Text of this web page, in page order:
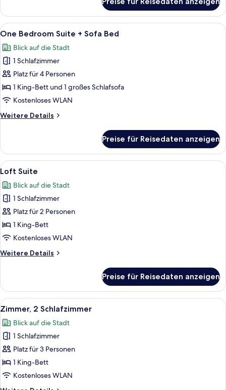
Suite
Alle
Fotos
für
One
Bedroom
Suite
+
Bed
Ein Schlafzimmer mit Bett,
8
One Bedroom Suite + Sofa Bed
Blick auf die Stadt
1 Schlafzimmer
Platz für 4 Personen
1 King-Bett und 1 großes Schlafsofa
Kostenloses WLAN
Weitere Details
Weitere
Bedroom
Suite
+
Bed
Preise für Reisedaten anzeigen
Alle
Fotos
für
Loft
Suite
anzeigen
Ein Schlafzimmer mit einem großen
4
Loft Suite
Blick auf die Stadt
1 Schlafzimmer
Platz für 2 Personen
1 King-Bett
Kostenloses WLAN
Weitere Details
Weitere
Suite
Preise für Reisedaten anzeigen
Alle
Fotos
für
Zimmer,
2 Schlafzimmer
anzeigen
Ein modernes Interieur mit einem
6
Zimmer, 2 Schlafzimmer
Blick auf die Stadt
1 Schlafzimmer
Platz für 3 Personen
1 King-Bett
Kostenloses WLAN